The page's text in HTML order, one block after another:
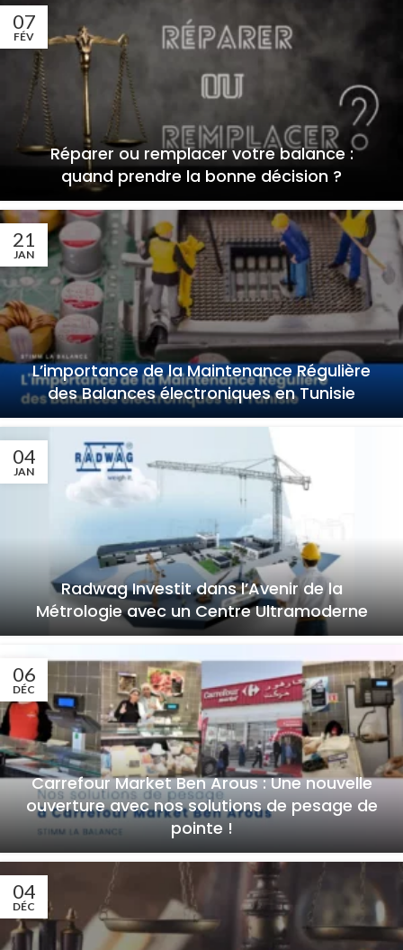
07
FÉV
Réparer ou remplacer votre balance :
quand prendre la bonne décision ?
21
JAN
L’importance de la Maintenance Régulière
des Balances électroniques en Tunisie
04
JAN
Radwag Investit dans l’Avenir de la
Métrologie avec un Centre Ultramoderne
06
DÉC
Carrefour Market Ben Arous : Une nouvelle
ouverture avec nos solutions de pesage de
pointe !
04
DÉC